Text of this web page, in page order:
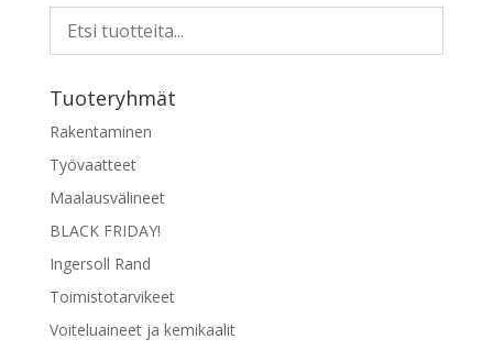
Tuoteryhmät
Rakentaminen
Työvaatteet
Maalausvälineet
BLACK FRIDAY!
Ingersoll Rand
Toimistotarvikeet
Voiteluaineet ja kemikaalit